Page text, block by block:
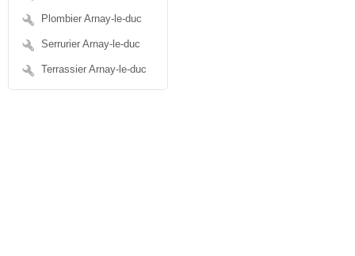
Plombier Arnay-le-duc
Serrurier Arnay-le-duc
Terrassier Arnay-le-duc